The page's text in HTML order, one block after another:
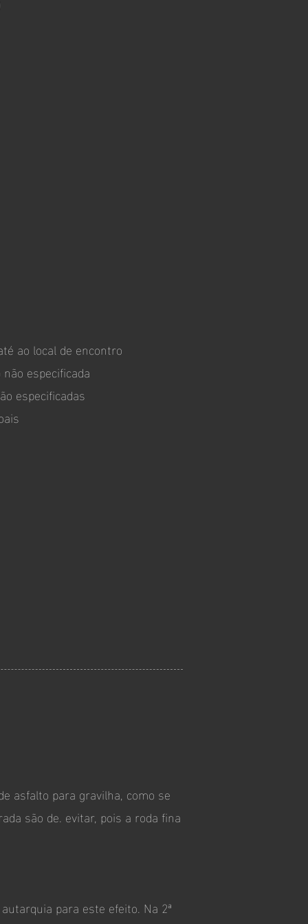
ao local de encontro
especificada
especificadas
asfalto para gravilha, como se
são de. evitar, pois a roda fina
para este efeito. Na 2ª